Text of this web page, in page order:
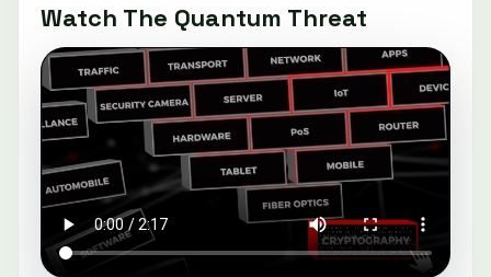
Watch The Quantum Threat